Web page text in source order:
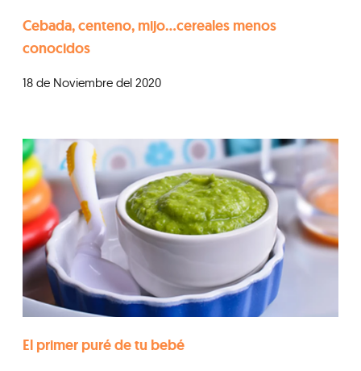
Cebada, centeno, mijo…cereales menos
conocidos
18 de Noviembre del 2020
El primer puré de tu bebé